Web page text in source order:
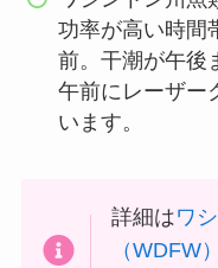
功率が高い時間
前。干潮が午後
午前にレーザー
います。
詳細はワ
（WDFW